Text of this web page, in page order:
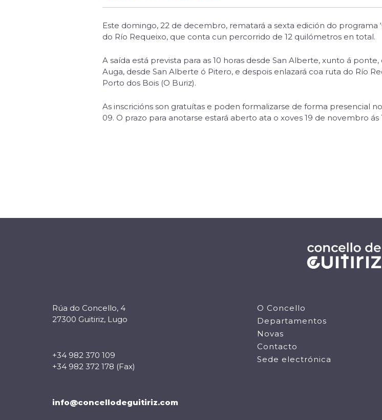
Este domingo, 22 de decembro, rematará a sexta edición do programa
do Río Requeixo, que conta cun percorrido de 12 quilómetros en total.
A saída está prevista para as 10 horas desde San Alberte, xunto á
Auga, desde San Alberte ó Pitero, e despois enlazará coa ruta do Río
Porto dos Bois (O Buriz).
As inscricións son gratuítas e poden formalizarse de forma presencial
09. O prazo para anotarse estará aberto ata o xoves 19 de novembro ás
Rúa do Concello, 4
27300 Guitiriz, Lugo
+34 982 370 109
+34 982 372 178 (Fax)
info@concellodeguitiriz.com
O Concello
Departamentos
Novas
Contacto
Sede electrónica